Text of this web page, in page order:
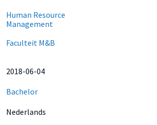
Human Resource
Management
Faculteit M&B
2018-06-04
Bachelor
Nederlands